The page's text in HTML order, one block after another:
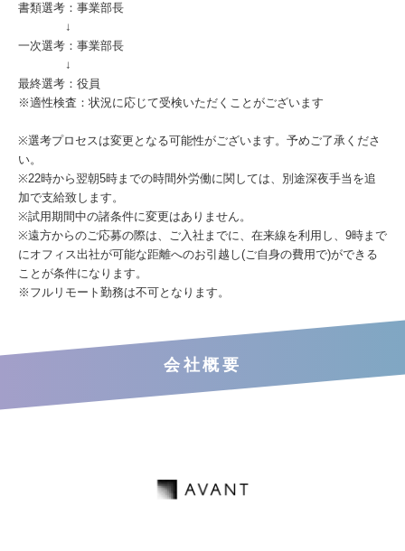
書類選考：事業部長
↓
一次選考：事業部長
↓
最終選考：役員
※適性検査：状況に応じて受検いただくことがございます
※選考プロセスは変更となる可能性がございます。予めご了承くださ
い。
※22時から翌朝5時までの時間外労働に関しては、別途深夜手当を追
加で支給致します。
※試用期間中の諸条件に変更はありません。
※遠方からのご応募の際は、ご入社までに、在来線を利用し、9時まで
にオフィス出社が可能な距離へのお引越し(ご自身の費用で)ができる
ことが条件になります。
※フルリモート勤務は不可となります。
会社概要